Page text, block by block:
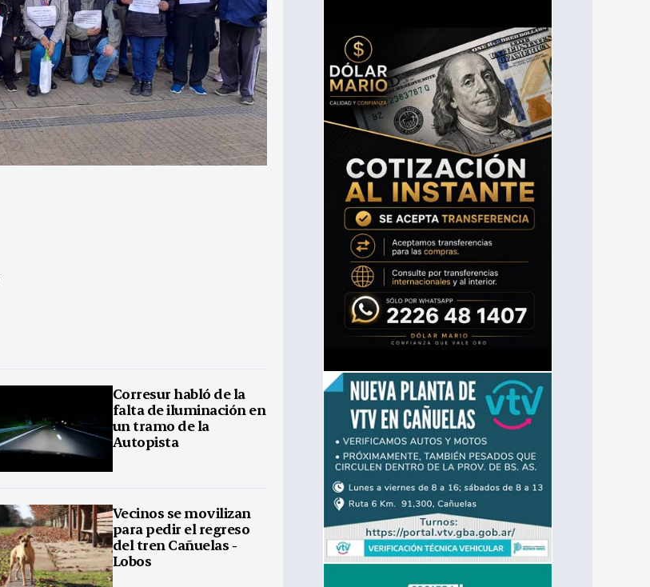
Corresur habló de la
falta de iluminación en
un tramo de la
Autopista
Vecinos se movilizan
para pedir el regreso
del tren Cañuelas -
Lobos